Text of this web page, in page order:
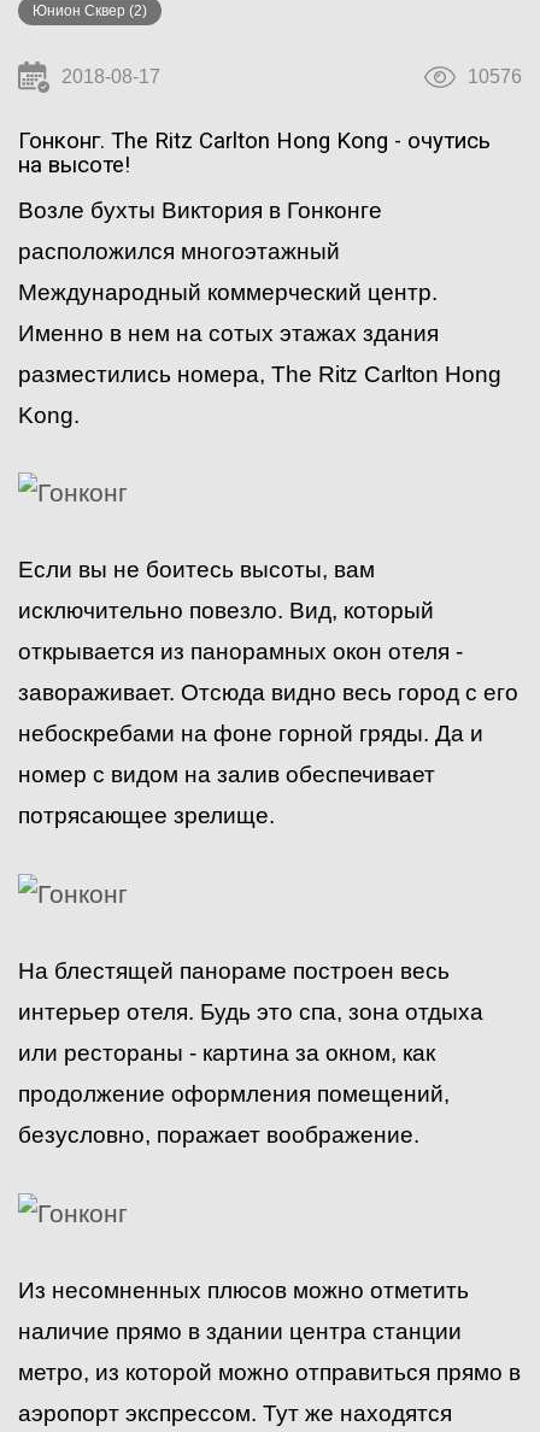
Юнион Сквер (2)
2018-08-17 10576
Гонконг. The Ritz Carlton Hong Kong - очутись
на высоте!
Возле бухты Виктория в Гонконге
расположился многоэтажный
Международный коммерческий центр.
Именно в нем на сотых этажах здания
разместились номера, The Ritz Carlton Hong
Kong.
Если вы не боитесь высоты, вам
исключительно повезло. Вид, который
открывается из панорамных окон отеля -
завораживает. Отсюда видно весь город с его
небоскребами на фоне горной гряды. Да и
номер с видом на залив обеспечивает
потрясающее зрелище.
На блестящей панораме построен весь
интерьер отеля. Будь это спа, зона отдыха
или рестораны - картина за окном, как
продолжение оформления помещений,
безусловно, поражает воображение.
Из несомненных плюсов можно отметить
наличие прямо в здании центра станции
метро, из которой можно отправиться прямо в
аэропорт экспрессом. Тут же находятся